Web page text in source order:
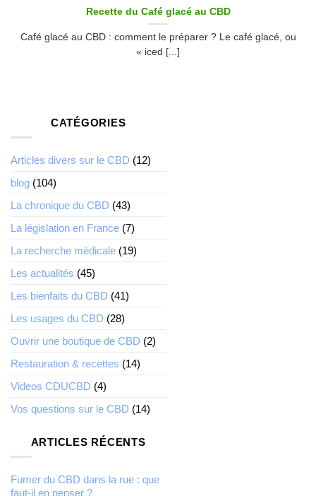
Recette du Café glacé au CBD
Café glacé au CBD : comment le préparer ? Le café glacé, ou
« iced [...]
CATÉGORIES
Articles divers sur le CBD (12)
blog (104)
La chronique du CBD (43)
La législation en France (7)
La recherche médicale (19)
Les actualités (45)
Les bienfaits du CBD (41)
Les usages du CBD (28)
Ouvrir une boutique de CBD (2)
Restauration & recettes (14)
Videos CDUCBD (4)
Vos questions sur le CBD (14)
ARTICLES RÉCENTS
Fumer du CBD dans la rue : que
faut-il en penser ?